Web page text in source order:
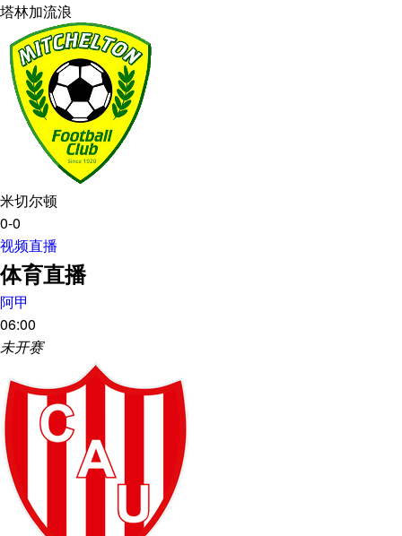
塔林加流浪
米切尔顿
0-0
视频直播
体育直播
阿甲
06:00
未开赛